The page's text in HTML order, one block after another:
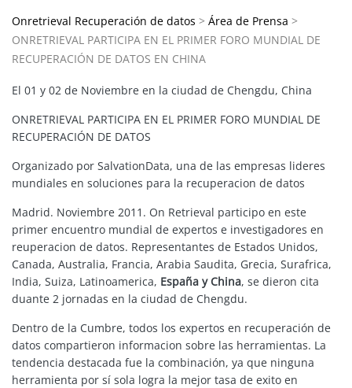
Onretrieval Recuperación de datos > Área de Prensa >
ONRETRIEVAL PARTICIPA EN EL PRIMER FORO MUNDIAL DE
RECUPERACIÓN DE DATOS EN CHINA
El 01 y 02 de Noviembre en la ciudad de Chengdu, China
ONRETRIEVAL PARTICIPA EN EL PRIMER FORO MUNDIAL DE
RECUPERACIÓN DE DATOS
Organizado por SalvationData, una de las empresas lideres
mundiales en soluciones para la recuperacion de datos
Madrid. Noviembre 2011. On Retrieval participo en este
primer encuentro mundial de expertos e investigadores en
reuperacion de datos. Representantes de Estados Unidos,
Canada, Australia, Francia, Arabia Saudita, Grecia, Surafrica,
India, Suiza, Latinoamerica, España y China, se dieron cita
duante 2 jornadas en la ciudad de Chengdu.
Dentro de la Cumbre, todos los expertos en recuperación de
datos compartieron informacion sobre las herramientas. La
tendencia destacada fue la combinación, ya que ninguna
herramienta por sí sola logra la mejor tasa de exito en